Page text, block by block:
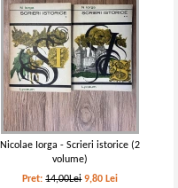
Nicolae Iorga - Scrieri istorice (2
volume)
Pret:14,00Lei 9,80 Lei